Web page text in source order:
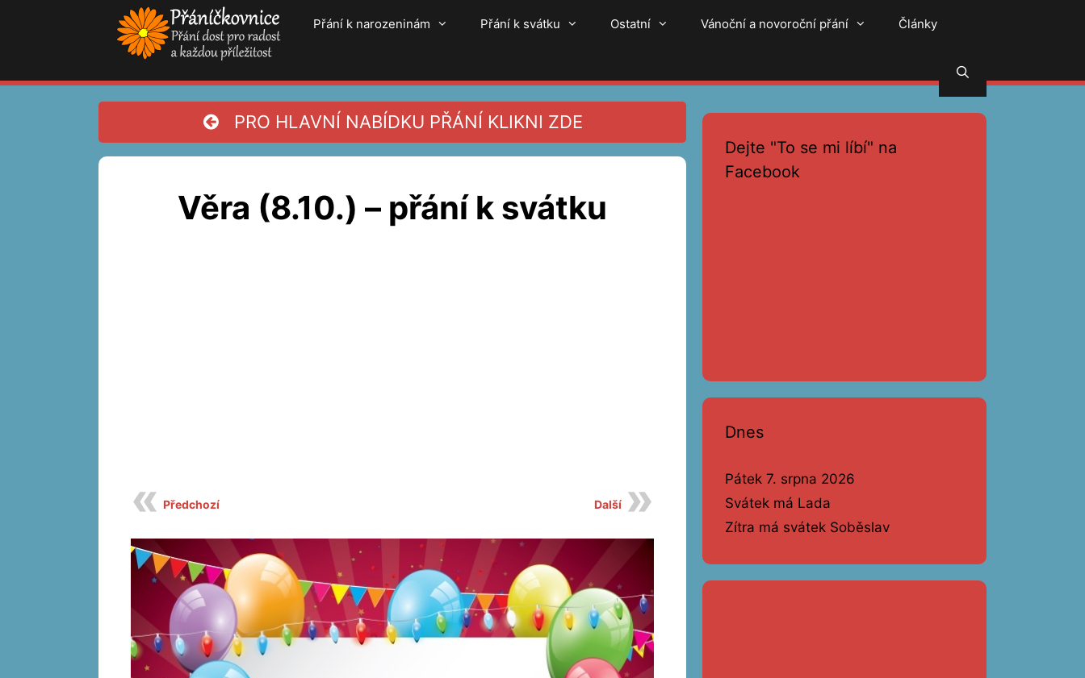
Přání k narozeninám Přání k svátku Ostatní Vánoční a novoroční přání Články
PRO HLAVNÍ NABÍDKU PŘÁNÍ KLIKNI ZDE
Věra (8.10.) – přání k svátku
Předchozí Další
Dejte "To se mi líbí" na
Facebook
Dnes
Pátek 7. srpna 2026
Svátek má Lada
Zítra má svátek Soběslav